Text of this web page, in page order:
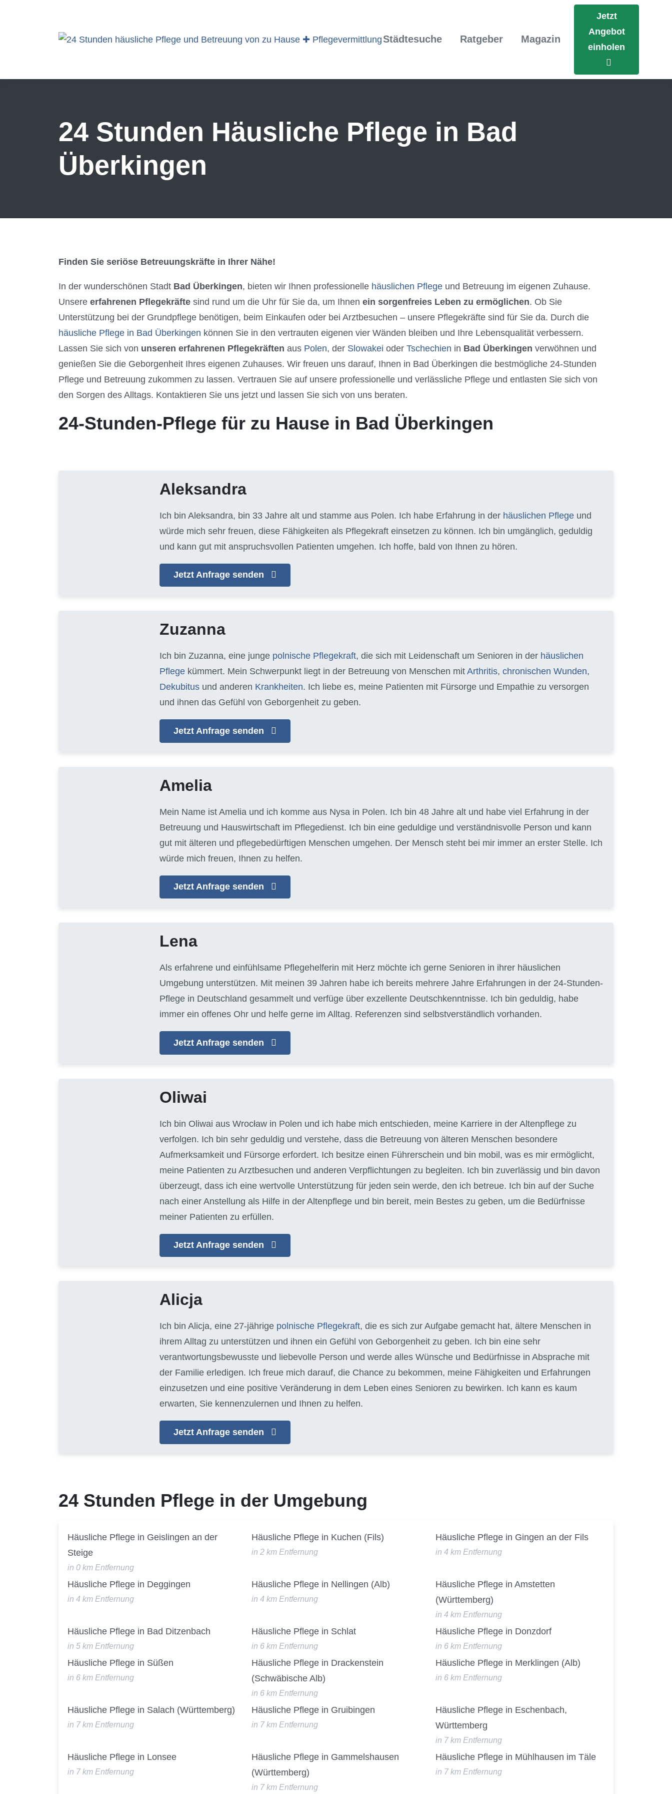
Städtesuche Ratgeber Magazin
Jetzt
Angebot
einholen
24 Stunden Häusliche Pflege in Bad
Überkingen
Finden Sie seriöse Betreuungskräfte in Ihrer Nähe!
In der wunderschönen Stadt Bad Überkingen, bieten wir Ihnen professionelle häuslichen Pflege und Betreuung im eigenen Zuhause.
Unsere erfahrenen Pflegekräfte sind rund um die Uhr für Sie da, um Ihnen ein sorgenfreies Leben zu ermöglichen. Ob Sie
Unterstützung bei der Grundpflege benötigen, beim Einkaufen oder bei Arztbesuchen – unsere Pflegekräfte sind für Sie da. Durch die
häusliche Pflege in Bad Überkingen können Sie in den vertrauten eigenen vier Wänden bleiben und Ihre Lebensqualität verbessern.
Lassen Sie sich von unseren erfahrenen Pflegekräften aus Polen, der Slowakei oder Tschechien in Bad Überkingen verwöhnen und
genießen Sie die Geborgenheit Ihres eigenen Zuhauses. Wir freuen uns darauf, Ihnen in Bad Überkingen die bestmögliche 24-Stunden
Pflege und Betreuung zukommen zu lassen. Vertrauen Sie auf unsere professionelle und verlässliche Pflege und entlasten Sie sich von
den Sorgen des Alltags. Kontaktieren Sie uns jetzt und lassen Sie sich von uns beraten.
24-Stunden-Pflege für zu Hause in Bad Überkingen
Aleksandra
Ich bin Aleksandra, bin 33 Jahre alt und stamme aus Polen. Ich habe Erfahrung in der häuslichen Pflege und
würde mich sehr freuen, diese Fähigkeiten als Pflegekraft einsetzen zu können. Ich bin umgänglich, geduldig
und kann gut mit anspruchsvollen Patienten umgehen. Ich hoffe, bald von Ihnen zu hören.
Jetzt Anfrage senden
Zuzanna
Ich bin Zuzanna, eine junge polnische Pflegekraft, die sich mit Leidenschaft um Senioren in der häuslichen
Pflege kümmert. Mein Schwerpunkt liegt in der Betreuung von Menschen mit Arthritis, chronischen Wunden,
Dekubitus und anderen Krankheiten. Ich liebe es, meine Patienten mit Fürsorge und Empathie zu versorgen
und ihnen das Gefühl von Geborgenheit zu geben.
Jetzt Anfrage senden
Amelia
Mein Name ist Amelia und ich komme aus Nysa in Polen. Ich bin 48 Jahre alt und habe viel Erfahrung in der
Betreuung und Hauswirtschaft im Pflegedienst. Ich bin eine geduldige und verständnisvolle Person und kann
gut mit älteren und pflegebedürftigen Menschen umgehen. Der Mensch steht bei mir immer an erster Stelle. Ich
würde mich freuen, Ihnen zu helfen.
Jetzt Anfrage senden
Lena
Als erfahrene und einfühlsame Pflegehelferin mit Herz möchte ich gerne Senioren in ihrer häuslichen
Umgebung unterstützen. Mit meinen 39 Jahren habe ich bereits mehrere Jahre Erfahrungen in der 24-Stunden-
Pflege in Deutschland gesammelt und verfüge über exzellente Deutschkenntnisse. Ich bin geduldig, habe
immer ein offenes Ohr und helfe gerne im Alltag. Referenzen sind selbstverständlich vorhanden.
Jetzt Anfrage senden
Oliwai
Ich bin Oliwai aus Wrocław in Polen und ich habe mich entschieden, meine Karriere in der Altenpflege zu
verfolgen. Ich bin sehr geduldig und verstehe, dass die Betreuung von älteren Menschen besondere
Aufmerksamkeit und Fürsorge erfordert. Ich besitze einen Führerschein und bin mobil, was es mir ermöglicht,
meine Patienten zu Arztbesuchen und anderen Verpflichtungen zu begleiten. Ich bin zuverlässig und bin davon
überzeugt, dass ich eine wertvolle Unterstützung für jeden sein werde, den ich betreue. Ich bin auf der Suche
nach einer Anstellung als Hilfe in der Altenpflege und bin bereit, mein Bestes zu geben, um die Bedürfnisse
meiner Patienten zu erfüllen.
Jetzt Anfrage senden
Alicja
Ich bin Alicja, eine 27-jährige polnische Pflegekraft, die es sich zur Aufgabe gemacht hat, ältere Menschen in
ihrem Alltag zu unterstützen und ihnen ein Gefühl von Geborgenheit zu geben. Ich bin eine sehr
verantwortungsbewusste und liebevolle Person und werde alles Wünsche und Bedürfnisse in Absprache mit
der Familie erledigen. Ich freue mich darauf, die Chance zu bekommen, meine Fähigkeiten und Erfahrungen
einzusetzen und eine positive Veränderung in dem Leben eines Senioren zu bewirken. Ich kann es kaum
erwarten, Sie kennenzulernen und Ihnen zu helfen.
Jetzt Anfrage senden
24 Stunden Pflege in der Umgebung
Häusliche Pflege in Geislingen an der
Steige
in 0 km Entfernung
Häusliche Pflege in Kuchen (Fils)
in 2 km Entfernung
Häusliche Pflege in Gingen an der Fils
in 4 km Entfernung
Häusliche Pflege in Deggingen
in 4 km Entfernung
Häusliche Pflege in Nellingen (Alb)
in 4 km Entfernung
Häusliche Pflege in Amstetten
(Württemberg)
in 4 km Entfernung
Häusliche Pflege in Bad Ditzenbach
in 5 km Entfernung
Häusliche Pflege in Schlat
in 6 km Entfernung
Häusliche Pflege in Donzdorf
in 6 km Entfernung
Häusliche Pflege in Süßen
in 6 km Entfernung
Häusliche Pflege in Drackenstein
(Schwäbische Alb)
in 6 km Entfernung
Häusliche Pflege in Merklingen (Alb)
in 6 km Entfernung
Häusliche Pflege in Salach (Württemberg)
in 7 km Entfernung
Häusliche Pflege in Gruibingen
in 7 km Entfernung
Häusliche Pflege in Eschenbach,
Württemberg
in 7 km Entfernung
Häusliche Pflege in Lonsee
in 7 km Entfernung
Häusliche Pflege in Gammelshausen
(Württemberg)
in 7 km Entfernung
Häusliche Pflege in Mühlhausen im Täle
in 7 km Entfernung